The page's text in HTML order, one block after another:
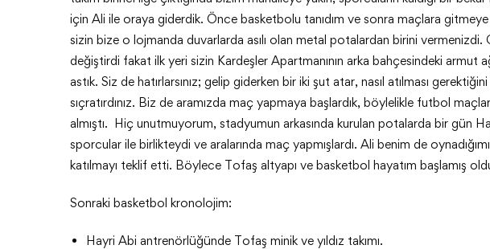
için Ali ile oraya giderdik. Önce basketbolu tanıdım ve sonra maçlara
sizin bize o lojmanda duvarlarda asılı olan metal potalardan birini
değiştirdi fakat ilk yeri sizin Kardeşler Apartmanının arka bahçesindeki armut
astık. Siz de hatırlarsınız; gelip giderken bir iki şut atar, nasıl atılması
sıçratırdınız. Biz de aramızda maç yapmaya başlardık, böylelikle futbol
almıştı. Hiç unutmuyorum, stadyumun arkasında kurulan potalarda bir gün
sporcular ile birlikteydi ve aralarında maç yapmışlardı. Ali benim de
katılmayı teklif etti. Böylece Tofaş altyapı ve basketbol hayatım başlamış
Sonraki basketbol kronolojim:
Hayri Abi antrenörlüğünde Tofaş minik ve yıldız takımı.